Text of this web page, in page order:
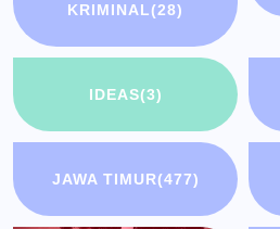
KRIMINAL(28)
IDEAS(3)
JAWA TIMUR(477)